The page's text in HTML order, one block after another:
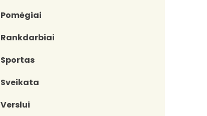
Pomėgiai
Rankdarbiai
Sportas
Sveikata
Verslui